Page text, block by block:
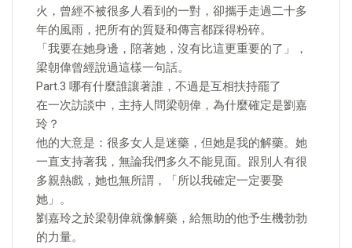
火，曾經不被很多人看到的一對，卻攜手走過二十多
年的風雨，把所有的質疑和傳言都踩得粉碎。
「我要在她身邊，陪著她，沒有比這更重要的了」，
梁朝偉曾經說過這樣一句話。
Part.3 哪有什麼誰讓著誰，不過是互相扶持罷了
在一次訪談中，主持人問梁朝偉，為什麼確定是劉嘉
玲？
他的大意是：很多女人是迷藥，但她是我的解藥。她
一直支持著我，無論我們多久不能見面。跟別人有很
多親熱戲，她也無所謂，「所以我確定一定要娶
她」。
劉嘉玲之於梁朝偉就像解藥，給無助的他予生機勃勃
的力量。